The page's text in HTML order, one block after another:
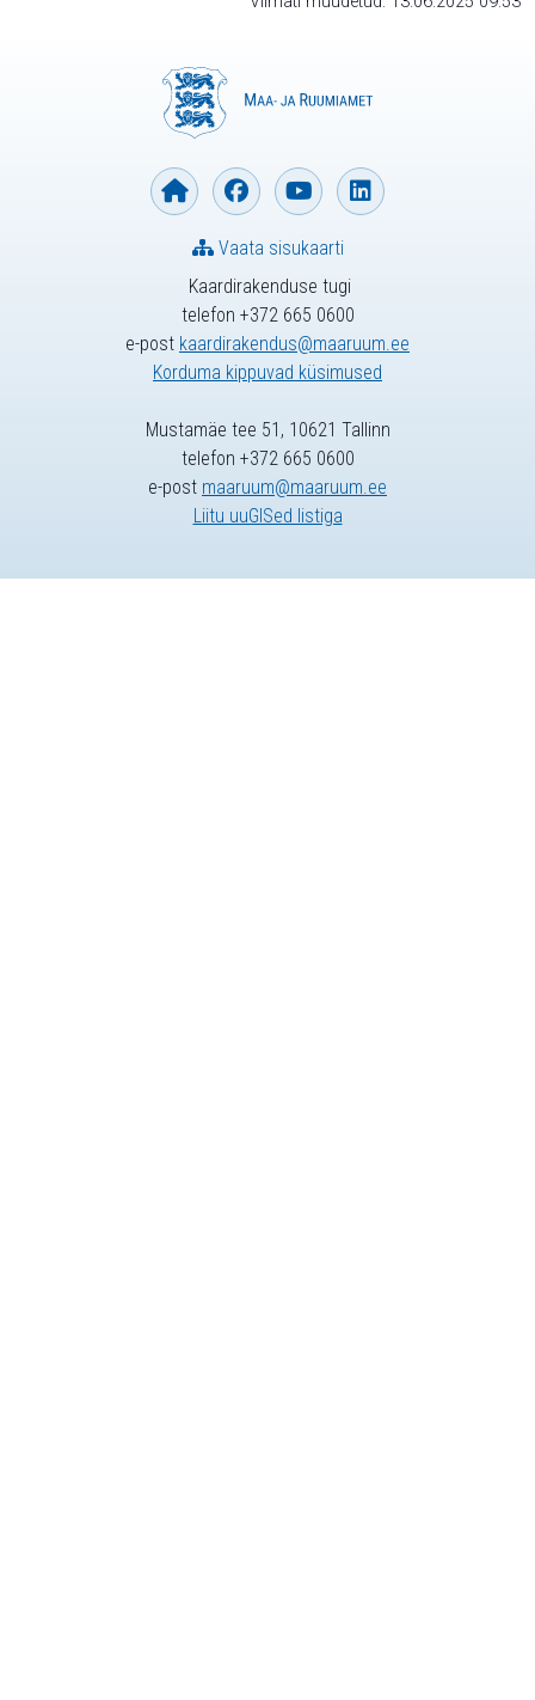
Kaardirakenduse tugi
telefon +372 665 0600
e-post kaardirakendus@maaruum.ee
Korduma kippuvad küsimused
Vaata sisukaarti
Mustamäe tee 51, 10621 Tallinn
telefon +372 665 0600
e-post maaruum@maaruum.ee
Liitu uuGISed listiga